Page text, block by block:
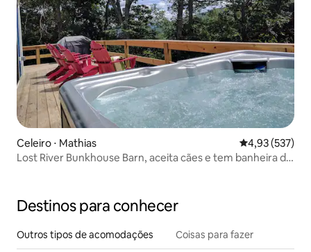
Celeiro ⋅ Mathias 4,93 de uma
4,93 (537)
Lost River Bunkhouse Barn, aceita cães e tem banheira de
Destinos para conhecer
Outros tipos de acomodações Coisas para fazer